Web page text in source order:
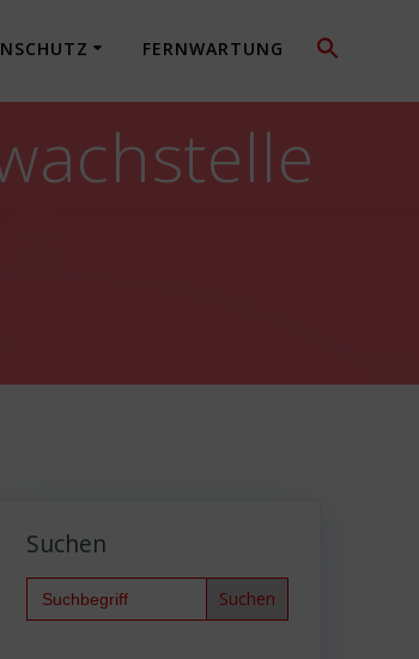
FERNWARTUNG
Suchen
Search
for: